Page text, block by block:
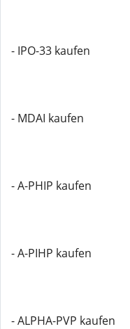
- IPO-33 kaufen
- MDAI kaufen
- A-PHIP kaufen
- A-PIHP kaufen
- ALPHA-PVP kaufen